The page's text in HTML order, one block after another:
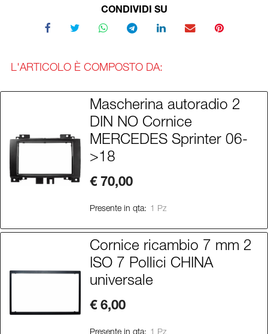
CONDIVIDI SU
L'ARTICOLO È COMPOSTO DA:
Mascherina autoradio 2
DIN NO Cornice
MERCEDES Sprinter 06-
>18
€ 70,00
Presente in qta: 1 Pz
Cornice ricambio 7 mm 2
ISO 7 Pollici CHINA
universale
€ 6,00